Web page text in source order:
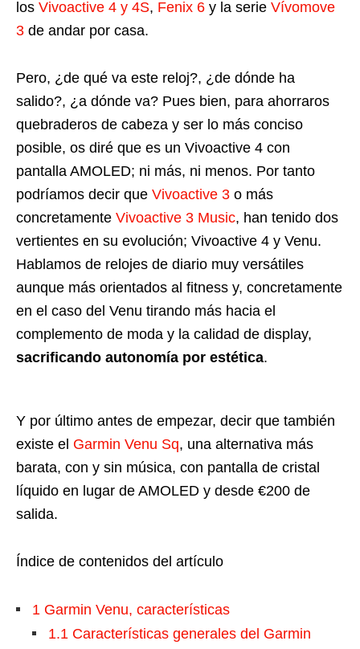
los Vivoactive 4 y 4S, Fenix 6 y la serie Vívomove
3 de andar por casa.
Pero, ¿de qué va este reloj?, ¿de dónde ha
salido?, ¿a dónde va? Pues bien, para ahorraros
quebraderos de cabeza y ser lo más conciso
posible, os diré que es un Vivoactive 4 con
pantalla AMOLED; ni más, ni menos. Por tanto
podríamos decir que Vivoactive 3 o más
concretamente Vivoactive 3 Music, han tenido dos
vertientes en su evolución; Vivoactive 4 y Venu.
Hablamos de relojes de diario muy versátiles
aunque más orientados al fitness y, concretamente
en el caso del Venu tirando más hacia el
complemento de moda y la calidad de display,
sacrificando autonomía por estética.
Y por último antes de empezar, decir que también
existe el Garmin Venu Sq, una alternativa más
barata, con y sin música, con pantalla de cristal
líquido en lugar de AMOLED y desde €200 de
salida.
Índice de contenidos del artículo
1 Garmin Venu, características
1.1 Características generales del Garmin